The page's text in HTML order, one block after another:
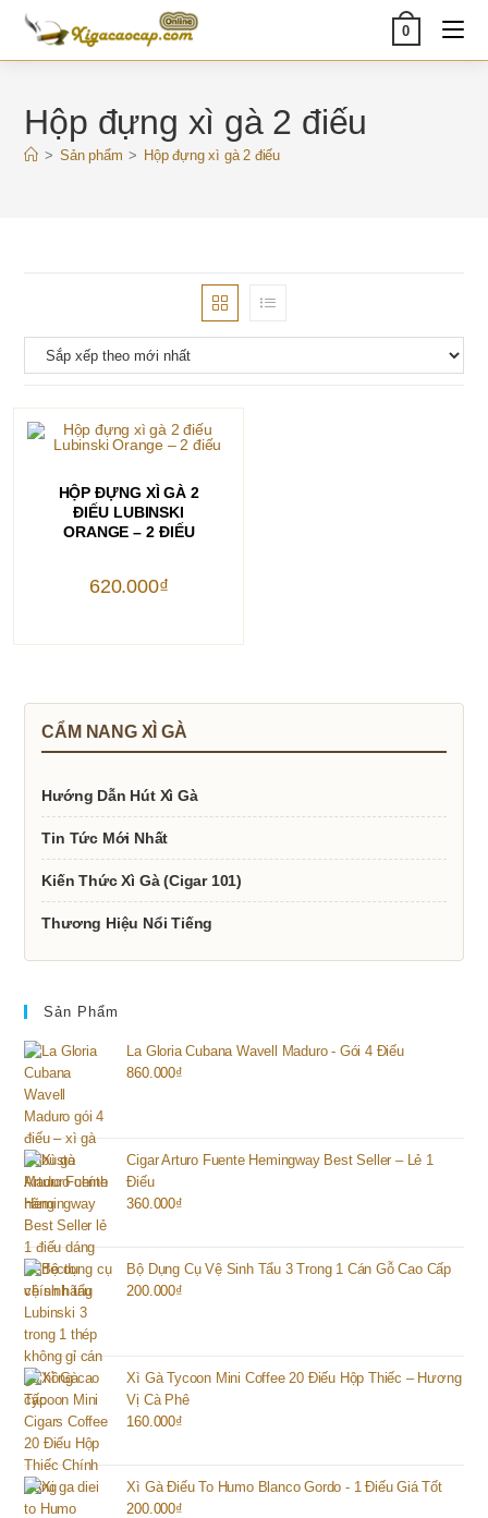
Skip
content
0
Hộp đựng xì gà 2 điếu
> Sản phẩm > Hộp đựng xì gà 2 điếu
THÊM VÀO GIỎ HÀNG
HỘP ĐỰNG XÌ GÀ 2
ĐIẾU LUBINSKI
ORANGE – 2 ĐIẾU
620.000₫
CẨM NANG XÌ GÀ
Hướng Dẫn Hút Xì Gà
Tin Tức Mới Nhất
Kiến Thức Xì Gà (Cigar 101)
Thương Hiệu Nổi Tiếng
Sản Phẩm
La Gloria Cubana Wavell Maduro - Gói 4 Điếu
860.000₫
Cigar Arturo Fuente Hemingway Best Seller – Lẻ 1
Điếu
360.000₫
Bộ Dụng Cụ Vệ Sinh Tẩu 3 Trong 1 Cán Gỗ Cao Cấp
200.000₫
Xì Gà Tycoon Mini Coffee 20 Điếu Hộp Thiếc – Hương
Vị Cà Phê
160.000₫
Xì Gà Điếu To Humo Blanco Gordo - 1 Điếu Giá Tốt
200.000₫